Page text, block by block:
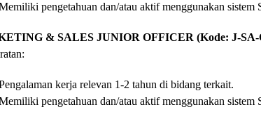
pengetahuan dan/atau aktif menggunakan sistem
& SALES JUNIOR OFFICER (Kode: J-SA-
kerja relevan 1-2 tahun di bidang terkait.
pengetahuan dan/atau aktif menggunakan sistem